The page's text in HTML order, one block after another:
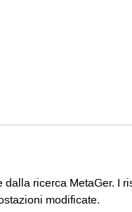
ricerca MetaGer. I
modificate.